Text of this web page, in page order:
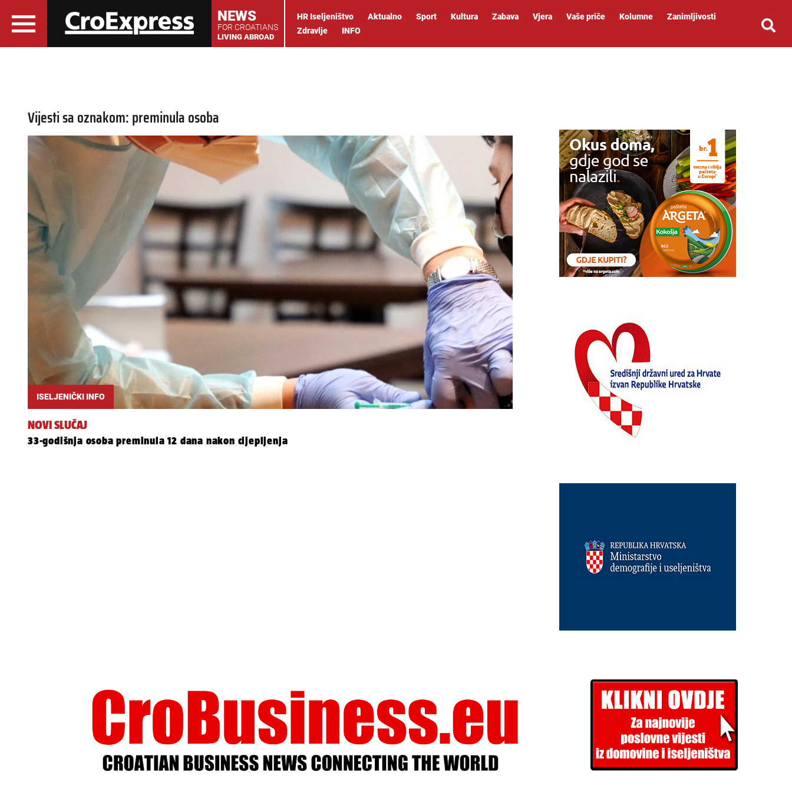
NEWS
FOR CROATIANS
LIVING ABROAD
HR Iseljeništvo Aktualno Sport Kultura Zabava Vjera Vaše priče Kolumne
Zanimljivosti
Zdravlje
INFO
Vijesti sa oznakom: preminula osoba
ISELJENIČKI INFO
NOVI SLUČAJ
33-godišnja osoba preminula 12 dana nakon cijepljenja